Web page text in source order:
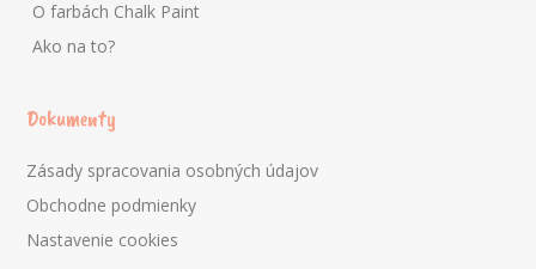
O farbách Chalk Paint
Ako na to?
Dokumenty
Zásady spracovania osobných údajov
Obchodne podmienky
Nastavenie cookies